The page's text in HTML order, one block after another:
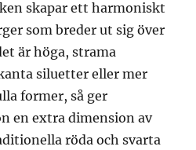
skapar ett harmoniskt
som breder ut sig över
är höga, strama
siluetter eller mer
former, så ger
en extra dimension av
röda och svarta